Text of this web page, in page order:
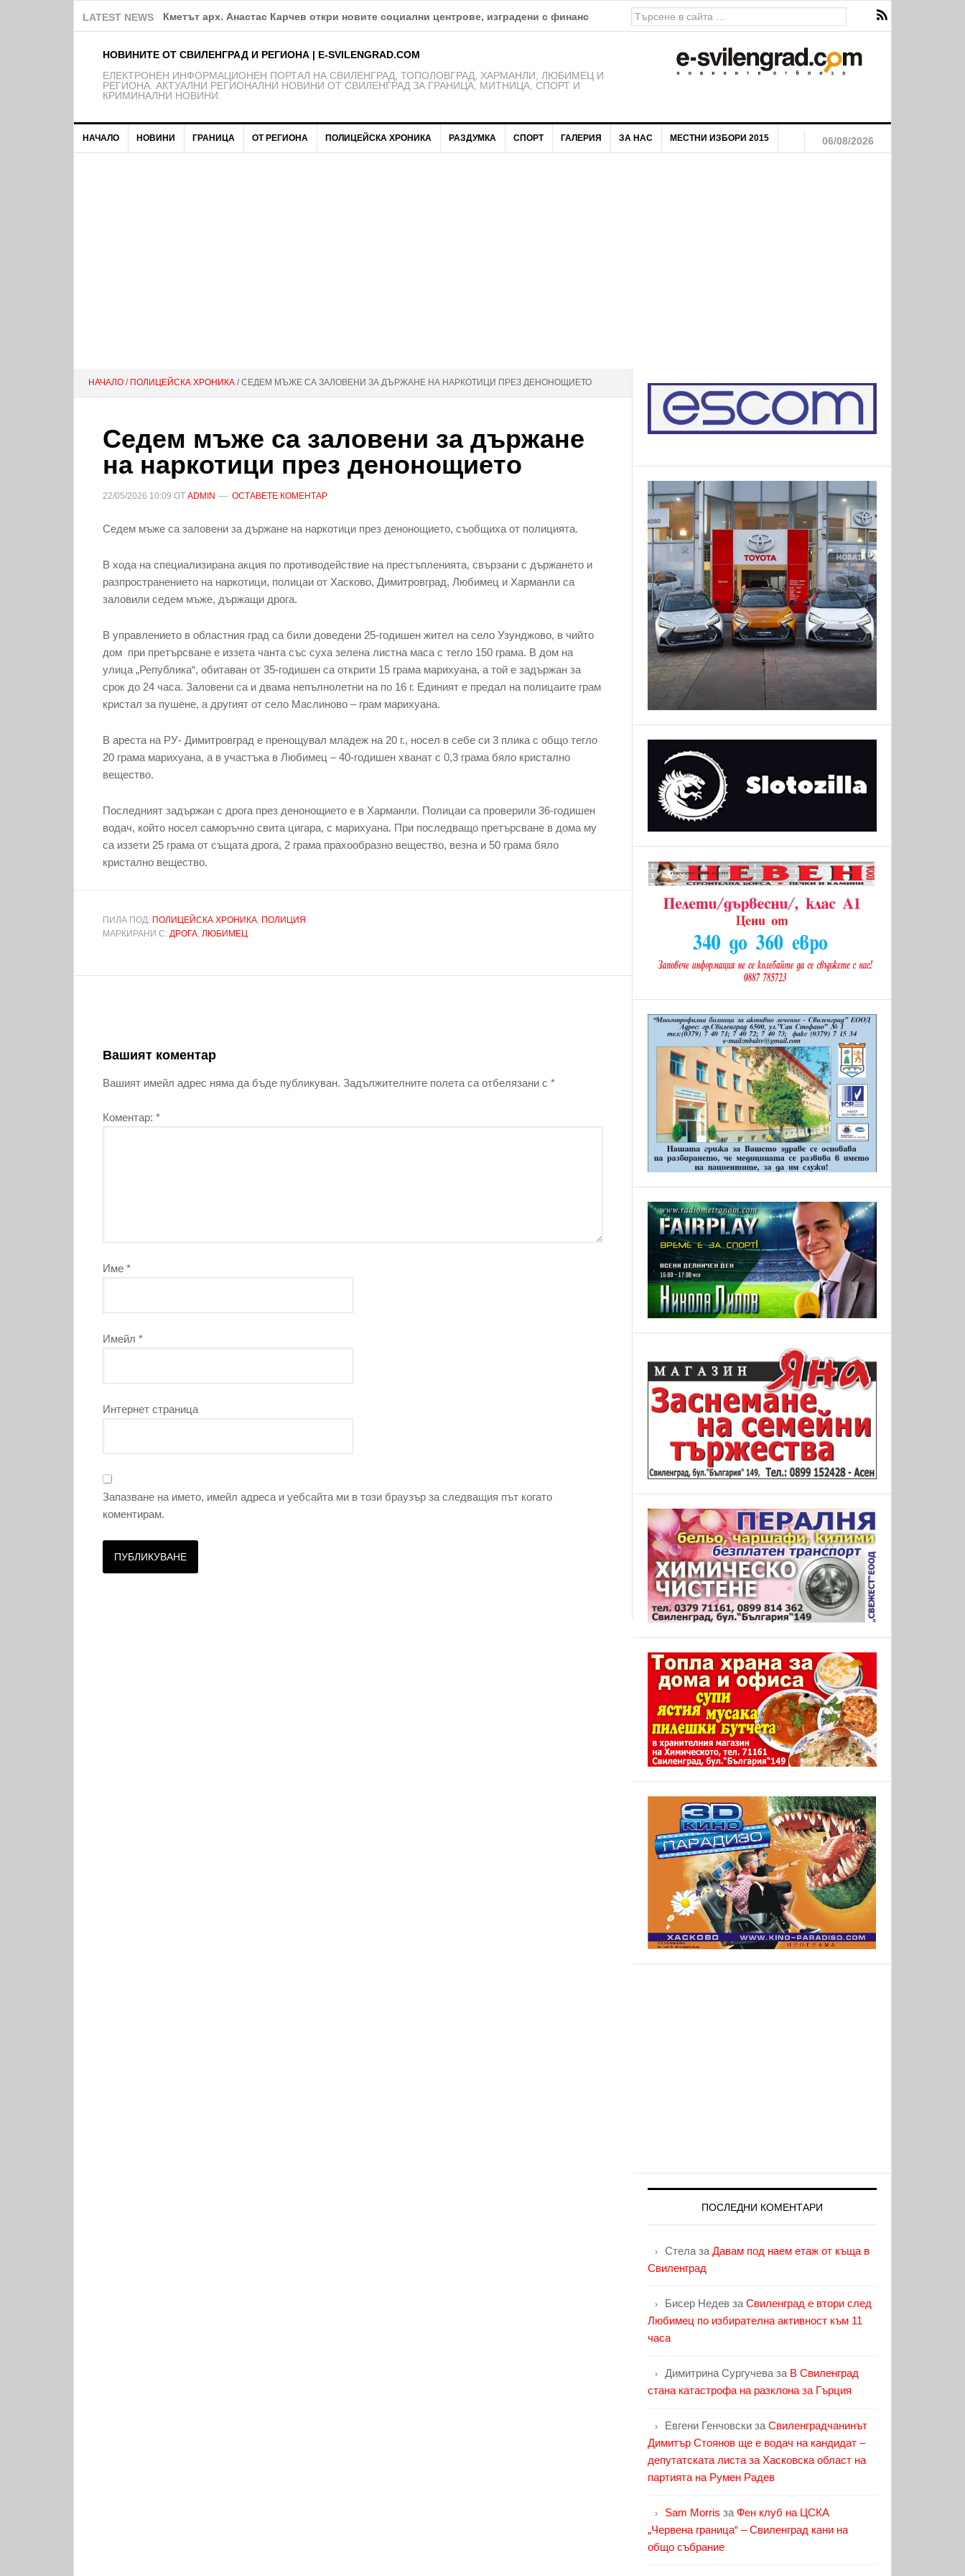
LATEST NEWS Община Свиленград продължава изпълнението на проект „Социално-икономическа интеграция на маргинализираните общности на територията на
НОВИНИТЕ ОТ СВИЛЕНГРАД И РЕГИОНА | E-SVILENGRAD.COM
EЛЕКТРОНЕН ИНФОРМАЦИОНЕН ПОРТАЛ НА СВИЛЕНГРАД, ТОПОЛОВГРАД, ХАРМАНЛИ, ЛЮБИМЕЦ И
РЕГИОНА. АКТУАЛНИ РЕГИОНАЛНИ НОВИНИ ОТ СВИЛЕНГРАД ЗА ГРАНИЦА, МИТНИЦА, СПОРТ И
КРИМИНАЛНИ НОВИНИ.
НАЧАЛО НОВИНИ ГРАНИЦА ОТ РЕГИОНА ПОЛИЦЕЙСКА ХРОНИКА РАЗДУМКА СПОРТ ГАЛЕРИЯ ЗА НАС МЕСТНИ ИЗБОРИ 2015 06/08/2026
НАЧАЛО / ПОЛИЦЕЙСКА ХРОНИКА / СЕДЕМ МЪЖЕ СА ЗАЛОВЕНИ ЗА ДЪРЖАНЕ НА НАРКОТИЦИ ПРЕЗ ДЕНОНОЩИЕТО
Седем мъже са заловени за държане
на наркотици през денонощието
22/05/2026 10:09 ОТ ADMIN ОСТАВЕТЕ КОМЕНТАР
Седем мъже са заловени за държане на наркотици през денонощието, съобщиха от полицията.
В хода на специализирана акция по противодействие на престъпленията, свързани с държането и
разпространението на наркотици, полицаи от Хасково, Димитровград, Любимец и Харманли са
заловили седем мъже, държащи дрога.
В управлението в областния град са били доведени 25-годишен жител на село Узунджово, в чийто
дом при претърсване е иззета чанта със суха зелена листна маса с тегло 150 грама. В дом на
улица „Република“, обитаван от 35-годишен са открити 15 грама марихуана, а той е задържан за
срок до 24 часа. Заловени са и двама непълнолетни на по 16 г. Единият е предал на полицаите грам
кристал за пушене, а другият от село Маслиново – грам марихуана.
В ареста на РУ- Димитровград е пренощувал младеж на 20 г., носел в себе си 3 плика с общо тегло
20 грама марихуана, а в участъка в Любимец – 40-годишен хванат с 0,3 грама бяло кристално
вещество.
Последният задържан с дрога през денонощието е в Харманли. Полицаи са проверили 36-годишен
водач, който носел саморъчно свита цигара, с марихуана. При последващо претърсване в дома му
са иззети 25 грама от същата дрога, 2 грама прахообразно вещество, везна и 50 грама бяло
кристално вещество.
ПИЛА ПОД: ПОЛИЦЕЙСКА ХРОНИКА, ПОЛИЦИЯ
МАРКИРАНИ С: ДРОГА, ЛЮБИМЕЦ
Вашият коментар
Вашият имейл адрес няма да бъде публикуван. Задължителните полета са отбелязани с *
Коментар: *
Име *
Имейл *
Интернет страница
Запазване на името, имейл адреса и уебсайта ми в този браузър за следващия път когато
коментирам.
ПОСЛЕДНИ КОМЕНТАРИ
Стела за Давам под наем етаж от къща в
Свиленград
Бисер Недев за Свиленград е втори след
Любимец по избирателна активност към 11
часа
Димитрина Сургучева за В Свиленград
стана катастрофа на разклона за Гърция
Евгени Генчовски за Свиленградчанинът
Димитър Стоянов ще е водач на кандидат –
депутатската листа за Хасковска област на
партията на Румен Радев
Sam Morris за Фен клуб на ЦСКА
„Червена граница“ – Свиленград кани на
общо събрание